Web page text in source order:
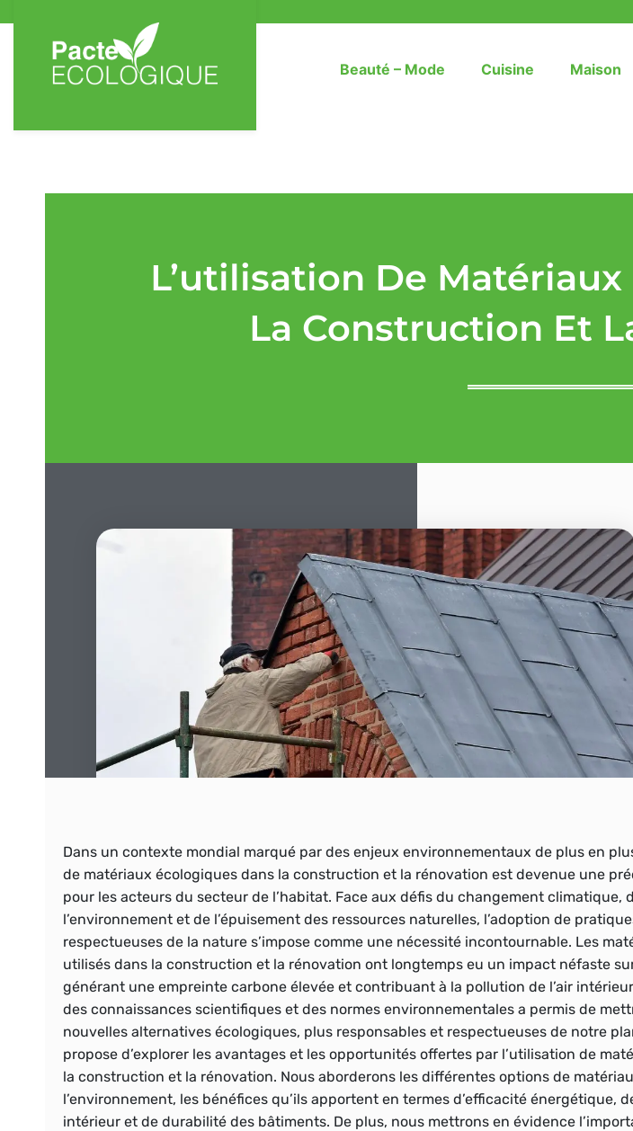
Beauté – Mode Cuisine Maison
L’utilisation De
La Construction Et
Dans un contexte mondial marqué par des enjeux environnementaux de plus en
de matériaux écologiques dans la construction et la rénovation est devenue une
pour les acteurs du secteur de l’habitat. Face aux défis du changement climatique,
l’environnement et de l’épuisement des ressources naturelles, l’adoption de
respectueuses de la nature s’impose comme une nécessité incontournable. Les
utilisés dans la construction et la rénovation ont longtemps eu un impact néfaste
générant une empreinte carbone élevée et contribuant à la pollution de l’air
des connaissances scientifiques et des normes environnementales a permis de
nouvelles alternatives écologiques, plus responsables et respectueuses de notre
propose d’explorer les avantages et les opportunités offertes par l’utilisation de
la construction et la rénovation. Nous aborderons les différentes options de
l’environnement, les bénéfices qu’ils apportent en termes d’efficacité énergétique,
intérieur et de durabilité des bâtiments. De plus, nous mettrons en évidence